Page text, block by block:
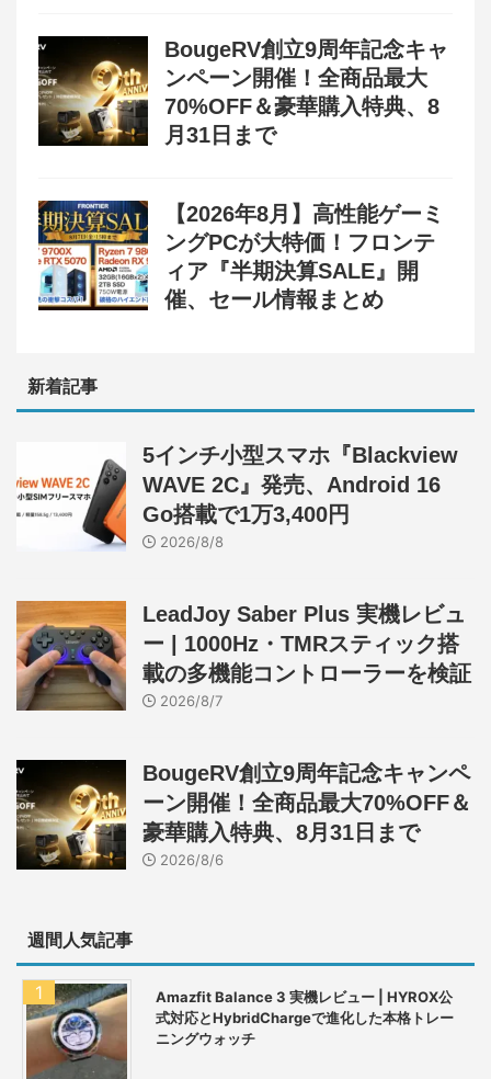
BougeRV創立9周年記念キャ
ンペーン開催！全商品最大
70%OFF＆豪華購入特典、8
月31日まで
【2026年8月】高性能ゲーミ
ングPCが大特価！フロンテ
ィア『半期決算SALE』開
催、セール情報まとめ
新着記事
5インチ小型スマホ『Blackview
WAVE 2C』発売、Android 16
Go搭載で1万3,400円
2026/8/8
LeadJoy Saber Plus 実機レビュ
ー | 1000Hz・TMRスティック搭
載の多機能コントローラーを検証
2026/8/7
BougeRV創立9周年記念キャンペ
ーン開催！全商品最大70%OFF＆
豪華購入特典、8月31日まで
2026/8/6
週間人気記事
Amazfit Balance 3 実機レビュー | HYROX公
式対応とHybridChargeで進化した本格トレー
ニングウォッチ